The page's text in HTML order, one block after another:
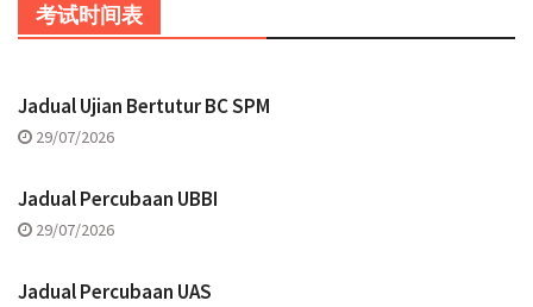
考试时间表
Jadual Ujian Bertutur BC SPM
29/07/2026
Jadual Percubaan UBBI
29/07/2026
Jadual Percubaan UAS